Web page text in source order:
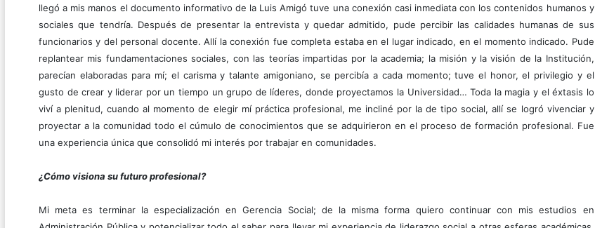
llegó a mis manos el documento informativo de la Luis Amigó tuve una conexión casi inmediata con los contenidos humanos y
sociales que tendría. Después de presentar la entrevista y quedar admitido, pude percibir las calidades humanas de sus
funcionarios y del personal docente. Allí la conexión fue completa estaba en el lugar indicado, en el momento indicado. Pude
replantear mis fundamentaciones sociales, con las teorías impartidas por la academia; la misión y la visión de la Institución,
parecían elaboradas para mí; el carisma y talante amigoniano, se percibía a cada momento; tuve el honor, el privilegio y el
gusto de crear y liderar por un tiempo un grupo de líderes, donde proyectamos la Universidad… Toda la magia y el éxtasis lo
viví a plenitud, cuando al momento de elegir mí práctica profesional, me incliné por la de tipo social, allí se logró vivenciar y
proyectar a la comunidad todo el cúmulo de conocimientos que se adquirieron en el proceso de formación profesional. Fue
una experiencia única que consolidó mi interés por trabajar en comunidades.
¿Cómo visiona su futuro profesional?
Mi meta es terminar la especialización en Gerencia Social; de la misma forma quiero continuar con mis estudios en